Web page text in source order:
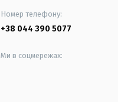
Номер телефону:
+38 044 390 5077
Ми в соцмережах: